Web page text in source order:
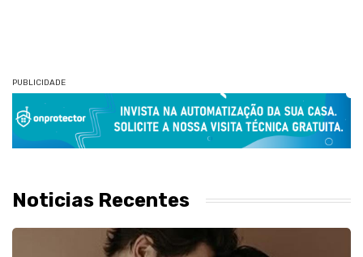
PUBLICIDADE
Noticias Recentes